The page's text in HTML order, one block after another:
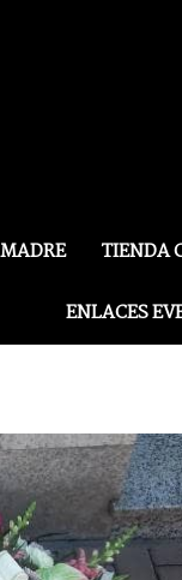
TIENDA
ENLACES